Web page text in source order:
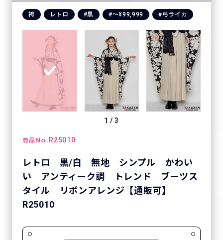
袴 レトロ #黒 #〜¥99,999 #弓ライカ
1 /3
商品No. R25010
レトロ 黒/白 無地 シンプル かわい
い アンティーク調 トレンド ブーツス
タイル リボンアレンジ【通販可】
R25010